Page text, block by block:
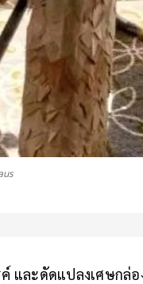
และดัดแปลงเศษกล่